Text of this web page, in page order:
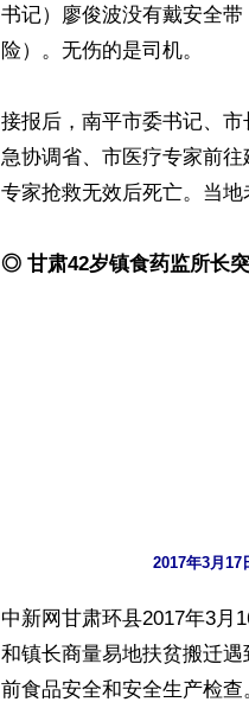
书记）廖俊波没有戴安全
险）。无伤的是司机。
接报后，南平市委书记、
急协调省、市医疗专家前
专家抢救无效后死亡。当地
◎ 甘肃42岁镇食药监所长
2017年3月17
中新网甘肃环县2017年3月
和镇长商量易地扶贫搬迁
前食品安全和安全生产检